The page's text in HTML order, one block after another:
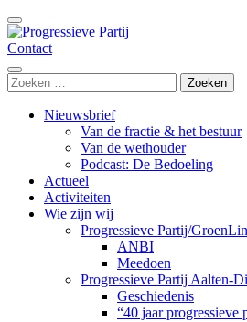
Ga
naar
inhoud
(Druk
enter)
Contact
Zoeken
naar:
Nieuwsbrief
Van de fractie & het bestuur
Van de wethouder
Podcast: De Bedoeling
Actueel
Activiteiten
Wie zijn wij
Progressieve Partij/
ANBI
Meedoen
Progressieve Partij Aalten-
Geschiedenis
“40 jaar